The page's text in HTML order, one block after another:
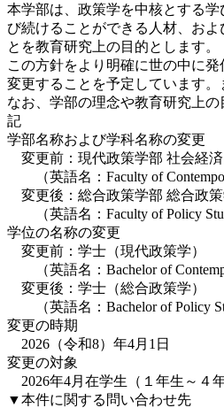
本学部は、政策学を中核とする
び続けることができる人材、お
とを教育研究上の目的とします。
この方針をより明確に世の中に
変更することを予定しています
なお、学部の理念や教育研究上
記
学部名称および学科名称の変更
変更前：現代政策学部 社会経
（英語名：Faculty of
変更後：総合政策学部 総合政
（英語名：Faculty of Policy
学位の名称の変更
変更前：学士（現代政策学）
（英語名：Bachelor of
変更後：学士（総合政策学）
（英語名：Bachelor of Policy
変更の時期
2026（令和8）年4月1日
変更の対象
2026年4月在学生（１年生～４
▼本件に関する問い合わせ先